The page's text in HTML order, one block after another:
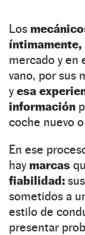
Los
íntimamente,
mercado y en
vano, por sus
yesa
información
coche nuevo
En ese
hay marcas
fiabilidad:
sometidos a
estilo de
presentar